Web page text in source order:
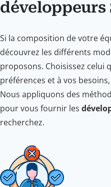
Si la composition de votre
découvrez les différents
proposons. Choisissez celui
préférences et à vos
Nous appliquons des
pour vous fournir les
recherchez.